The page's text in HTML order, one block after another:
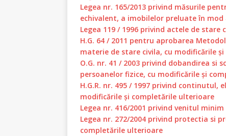
Legea nr. 165/2013 privind măsurile
echivalent, a imobilelor preluate în
Legea 119 / 1996 privind actele de
H.G. 64 / 2011 pentru aprobarea
materie de stare civila, cu modificările
O.G. nr. 41 / 2003 privind dobandirea
persoanelor fizice, cu modificările și
H.G.R. nr. 495 / 1997 privind
modificările și completările ulterioare
Legea nr. 416/2001 privind venitul
Legea nr. 272/2004 privind protectia si
completările ulterioare